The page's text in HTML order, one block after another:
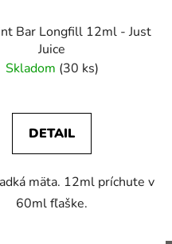
Bar Longfill 12ml - Just
Juice
Skladom (30 ks)
DETAIL
mäta. 12ml príchute v
60ml fľaške.